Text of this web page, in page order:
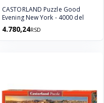
CASTORLAND Puzzle Good
Evening New York - 4000 del
4.780,24RSD